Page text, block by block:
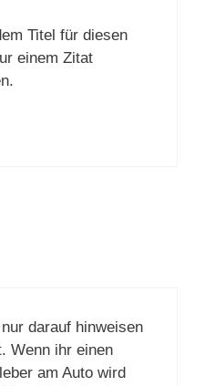
Titel für diesen
einem Zitat
darauf hinweisen
Wenn ihr einen
am Auto wird